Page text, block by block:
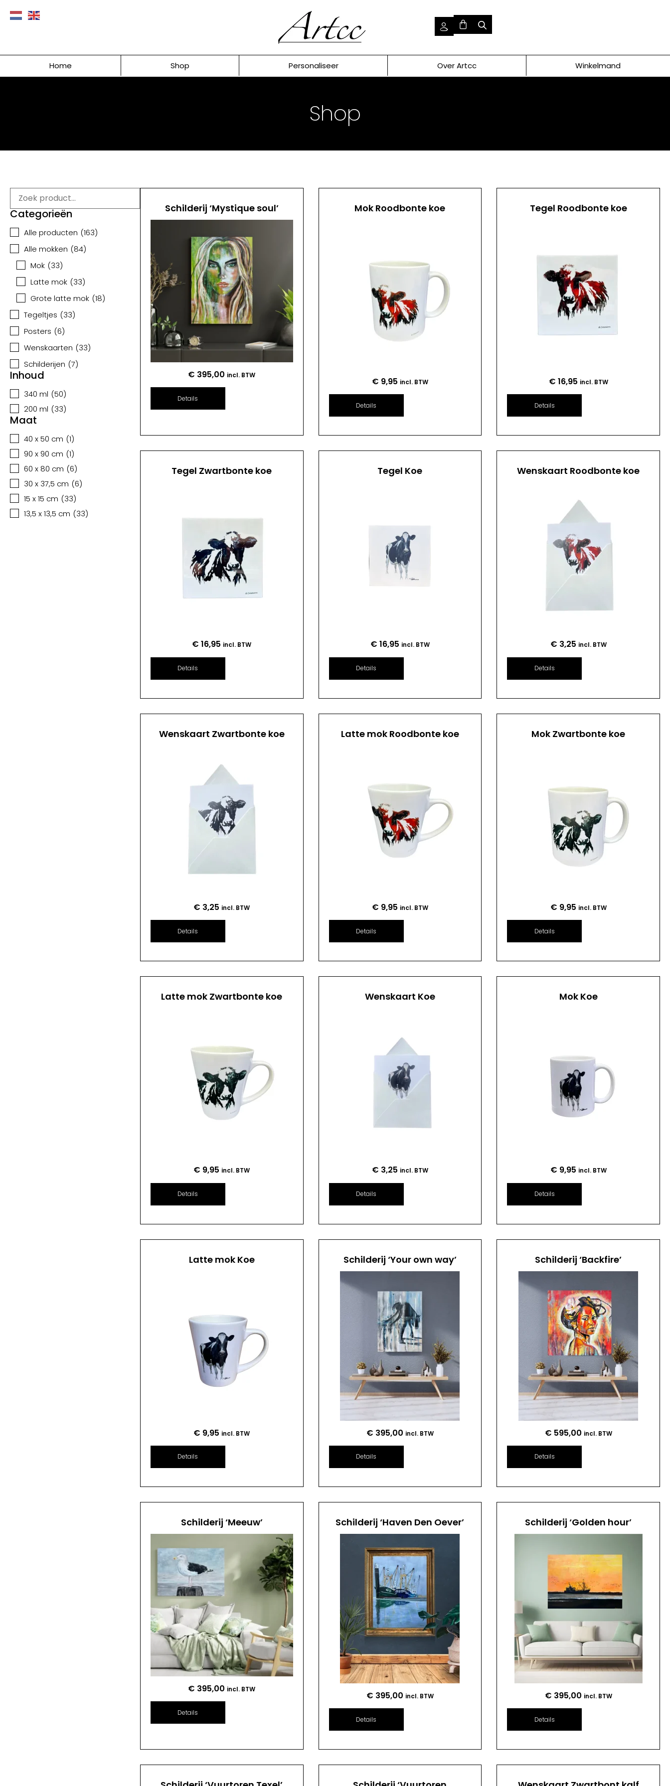
Home Shop Personaliseer Over Artcc Winkelmand
Shop
Categorieën
Alle producten (163)
Alle mokken (84)
Mok (33)
Latte mok (33)
Grote latte mok (18)
Tegeltjes (33)
Posters (6)
Wenskaarten (33)
Schilderijen (7)
Inhoud
340 ml (50)
200 ml (33)
Maat
40 x 50 cm (1)
90 x 90 cm (1)
60 x 80 cm (6)
30 x 37,5 cm (6)
15 x 15 cm (33)
13,5 x 13,5 cm (33)
Schilderij ‘Mystique soul’
€ 395,00 incl. BTW
Details
Mok Roodbonte koe
€ 9,95 incl. BTW
Details
Tegel Roodbonte koe
€ 16,95 incl. BTW
Details
Tegel Zwartbonte koe
€ 16,95 incl. BTW
Details
Tegel Koe
€ 16,95 incl. BTW
Details
Wenskaart Roodbonte koe
€ 3,25 incl. BTW
Details
Wenskaart Zwartbonte koe
€ 3,25 incl. BTW
Details
Latte mok Roodbonte koe
€ 9,95 incl. BTW
Details
Mok Zwartbonte koe
€ 9,95 incl. BTW
Details
Latte mok Zwartbonte koe
€ 9,95 incl. BTW
Details
Wenskaart Koe
€ 3,25 incl. BTW
Details
Mok Koe
€ 9,95 incl. BTW
Details
Latte mok Koe
€ 9,95 incl. BTW
Details
Schilderij ‘Your own way’
€ 395,00 incl. BTW
Details
Schilderij ‘Backfire’
€ 595,00 incl. BTW
Details
Schilderij ‘Meeuw’
€ 395,00 incl. BTW
Details
Schilderij ‘Haven Den Oever’
€ 395,00 incl. BTW
Details
Schilderij ‘Golden hour’
€ 395,00 incl. BTW
Details